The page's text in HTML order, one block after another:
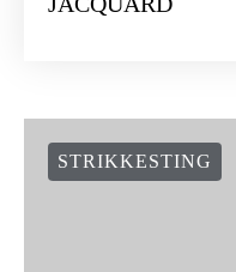
STRIKKESTING